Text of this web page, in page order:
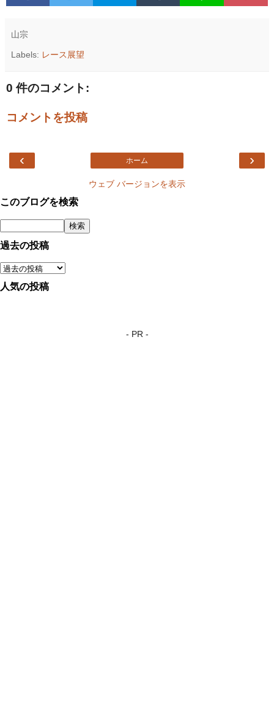
山宗
Labels: レース展望
0 件のコメント:
コメントを投稿
‹ ›
ホーム
ウェブ バージョンを表示
このブログを検索
過去の投稿
人気の投稿
- PR -